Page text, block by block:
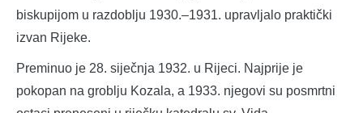
biskupijom u razdoblju 1930.–1931. upravljalo praktički
izvan Rijeke.
Preminuo je 28. siječnja 1932. u Rijeci. Najprije je
pokopan na groblju Kozala, a 1933. njegovi su posmrtni